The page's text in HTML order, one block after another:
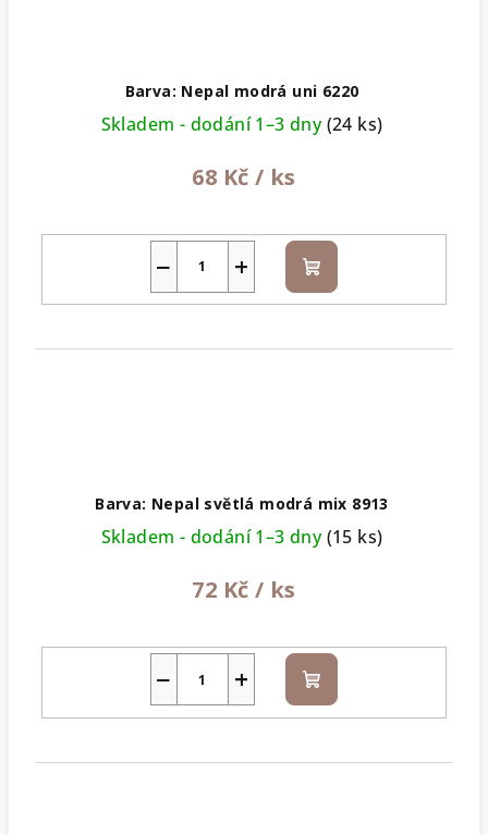
Barva: Nepal modrá uni 6220
Skladem - dodání 1–3 dny(24 ks)
68 Kč / ks
+
− Do
košíku
Barva: Nepal světlá modrá mix 8913
Skladem - dodání 1–3 dny(15 ks)
72 Kč / ks
+
− Do
košíku